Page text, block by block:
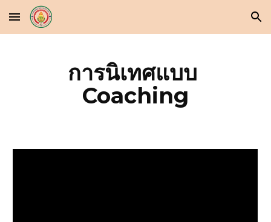
Skip to main content Skip to navigation
การนิเทศแบบ
Coaching